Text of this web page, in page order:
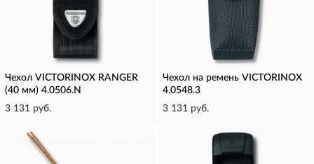
Чехол VICTORINOX RANGER
(40 мм) 4.0506.N
3 131 руб.
Чехол на ремень VICTORINOX
4.0548.3
3 131 руб.